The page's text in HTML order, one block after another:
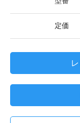
定価